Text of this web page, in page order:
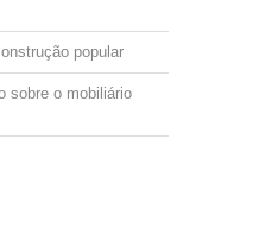
popular
sobre o mobiliário